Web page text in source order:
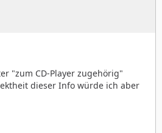
"zum CD-Player zugehörig"
dieser Info würde ich aber